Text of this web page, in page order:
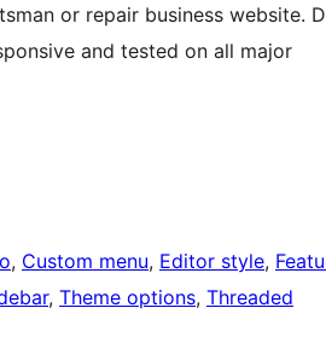
or repair business website.
and tested on all major
, Custom menu, Editor style,
, Theme options, Threaded